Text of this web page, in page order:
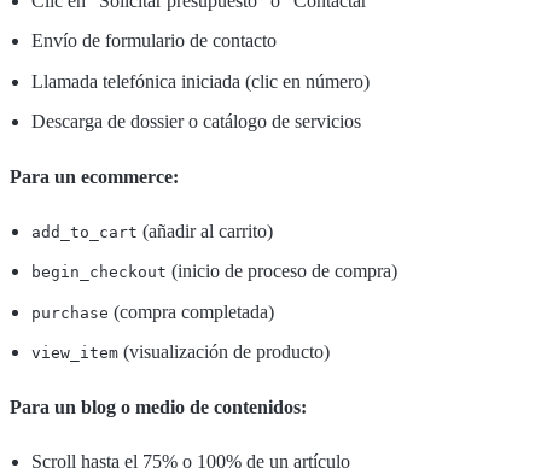
Envío de formulario de contacto
Llamada telefónica iniciada (clic en número)
Descarga de dossier o catálogo de servicios
Para un ecommerce:
add_to_cart (añadir al carrito)
begin_checkout (inicio de proceso de compra)
purchase (compra completada)
view_item (visualización de producto)
Para un blog o medio de contenidos:
Scroll hasta el 75% o 100% de un artículo